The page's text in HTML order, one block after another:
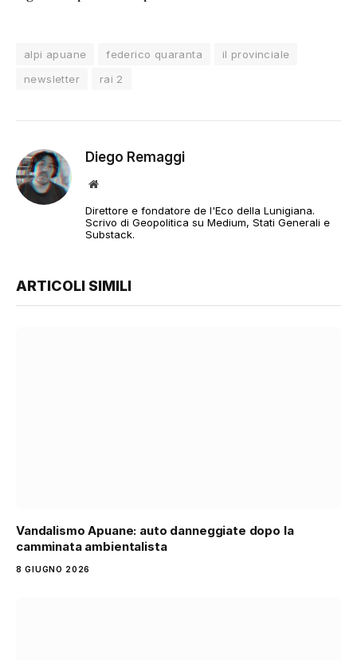
alpi apuane federico quaranta
il provinciale
newsletter
rai 2
Diego Remaggi
Sito
Direttore e fondatore de l'Eco della Lunigiana.
Scrivo di Geopolitica su Medium, Stati Generali e
Substack.
ARTICOLI SIMILI
Vandalismo Apuane: auto danneggiate dopo la
camminata ambientalista
8 GIUGNO 2026